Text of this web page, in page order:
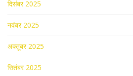
दिसंबर 2025
नवंबर 2025
अक्तूबर 2025
सितंबर 2025